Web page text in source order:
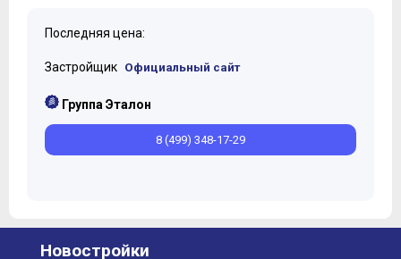
Последняя цена:
Застройщик Официальный сайт
Группа Эталон
8 (499) 348-17-29
Новостройки